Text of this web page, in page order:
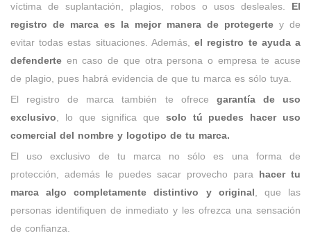
víctima de suplantación, plagios, robos o usos desleales. El
registro de marca es la mejor manera de protegerte y de
evitar todas estas situaciones. Además,el registro te ayuda a
defenderte en caso de que otra persona o empresa te acuse
de plagio, pues habrá evidencia de que tu marca es sólo tuya.
El registro de marca también te ofrece garantía de uso
exclusivo , lo que significa que solo tú puedes hacer uso
comercial del nombre y logotipo de tu marca.
El uso exclusivo de tu marca no sólo es una forma de
protección, además le puedes sacar provecho para hacer tu
marca algo completamente distintivo y original , que las
personas identifiquen de inmediato y les ofrezca una sensación
de confianza.